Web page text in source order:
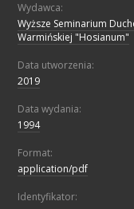
Wydawca:
Wyższe Seminarium
Warmińskiej "Hosianum"
Data utworzenia:
2019
Data wydania:
1994
Format:
application/pdf
Identyfikator: